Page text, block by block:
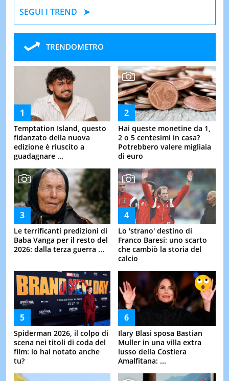
SEGUI I TREND
TRENDOMETRO
Temptation Island, questo
fidanzato della nuova
edizione è riuscito a
guadagnare ...
Hai queste monetine da 1,
2 o 5 centesimi in casa?
Potrebbero valere migliaia
di euro
Le terrificanti predizioni di
Baba Vanga per il resto del
2026: dalla terza guerra ...
Lo 'strano' destino di
Franco Baresi: uno scarto
che cambiò la storia del
calcio
Spiderman 2026, il colpo di
scena nei titoli di coda del
film: lo hai notato anche
tu?
Ilary Blasi sposa Bastian
Muller in una villa extra
lusso della Costiera
Amalfitana: ...